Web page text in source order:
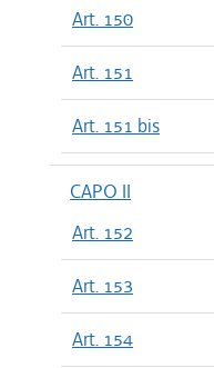
Art. 150
Art. 151
Art. 151 bis
CAPO II
Art. 152
Art. 153
Art. 154